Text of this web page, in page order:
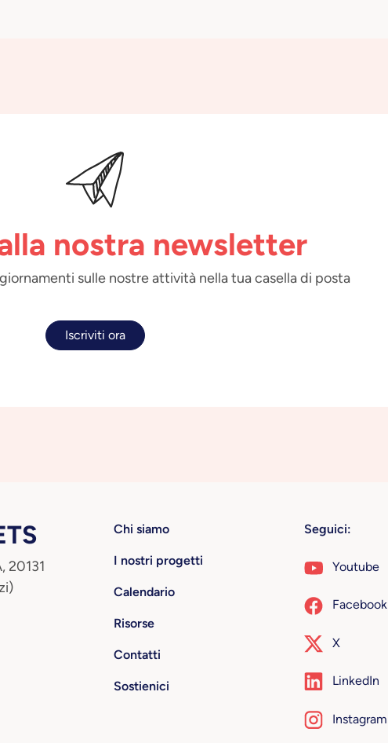
nostra newsletter
sulle nostre attività nella tua casella di posta
Iscriviti ora
20131
Chi siamo
I nostri progetti
Calendario
Risorse
Contatti
Sostienici
Seguici:
Youtube
Facebook
X
LinkedIn
Instagram